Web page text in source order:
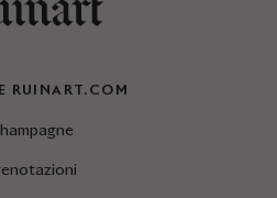
RUINART.COM